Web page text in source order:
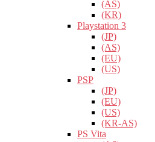
(AS)
(KR)
Playstation 3
(JP)
(AS)
(EU)
(US)
PSP
(JP)
(EU)
(US)
(KR-AS)
PS Vita